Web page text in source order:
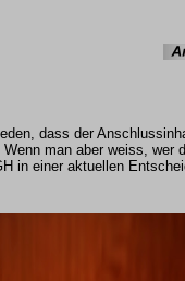
dass der
man aber weiss, wer
in einer aktuellen